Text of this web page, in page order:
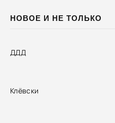
НОВОЕ И НЕ ТОЛЬКО
ДДД
Клёвски